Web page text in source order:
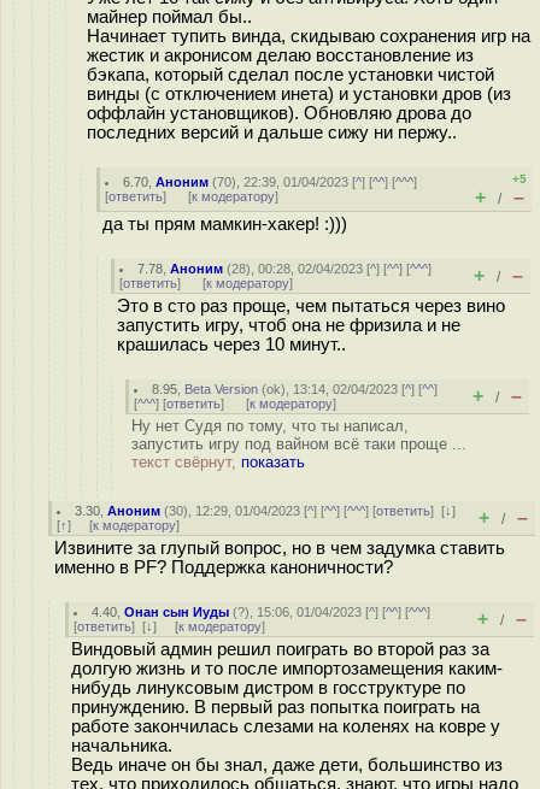
майнер поймал бы..
Начинает тупить винда, скидываю сохранения игр на
жестик и акронисом делаю восстановление из
бэкапа, который сделал после установки чистой
винды (с отключением инета) и установки дров (из
оффлайн установщиков). Обновляю дрова до
последних версий и дальше сижу ни пержу..
6.70 ,Аноним (70), 22:39, 01/04/2023 [^] [^^] [^^^]
[ответить] [к модератору]
+5
+ / –
да ты прям мамкин-хакер! :)))
7.78 ,Аноним (28), 00:28, 02/04/2023 [^] [^^] [^^^]
[ответить] [к модератору] + / –
Это в сто раз проще, чем пытаться через вино
запустить игру, чтоб она не фризила и не
крашилась через 10 минут..
8.95 Beta Version (ok), 13:14, 02/04/2023 [^] [^^]
[^^^] [ответить] [к модератору] + / –
Ну нет Судя по тому, что ты написал,
запустить игру под вайном всё таки проще ...
текст свёрнут, показать
3.30 ,Аноним (30), 12:29, 01/04/2023 [^] [^^] [^^^] [ответить][↓]
[↑] [к модератору] + / –
Извините за глупый вопрос, но в чем задумка ставить
именно в PF? Поддержка каноничности?
4.40 ,Онан сын Иуды (?), 15:06, 01/04/2023 [^] [^^] [^^^]
[ответить] [↓] [к модератору] + / –
Виндовый админ решил поиграть во второй раз за
долгую жизнь и то после импортозамещения каким-
нибудь линуксовым дистром в госструктуре по
принуждению. В первый раз попытка поиграть на
работе закончилась слезами на коленях на ковре у
начальника.
Ведь иначе он бы знал, даже дети, большинство из
тех, что приходилось общаться, знают, что игры надо